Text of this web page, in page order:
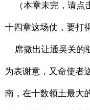
（本章未完，请点
十四章这场仗，要打
席撒出让通吴关的
为表谢意，又命使者
南，在十数领土最大